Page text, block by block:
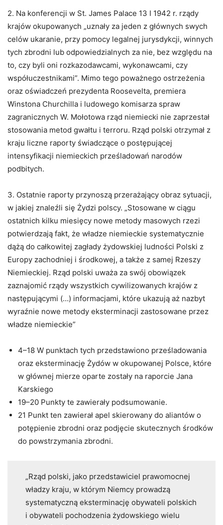
2. Na konferencji w St. James Palace 13 I 1942 r. rządy
krajów okupowanych „uznały za jeden z głównych swych
celów ukaranie, przy pomocy legalnej jurysdykcji, winnych
tych zbrodni lub odpowiedzialnych za nie, bez względu na
to, czy byli oni rozkazodawcami, wykonawcami, czy
współuczestnikami”. Mimo tego poważnego ostrzeżenia
oraz oświadczeń prezydenta Roosevelta, premiera
Winstona Churchilla i ludowego komisarza spraw
zagranicznych W. Mołotowa rząd niemiecki nie zaprzestał
stosowania metod gwałtu i terroru. Rząd polski otrzymał z
kraju liczne raporty świadczące o postępującej
intensyfikacji niemieckich prześladowań narodów
podbitych.
3. Ostatnie raporty przynoszą przerażający obraz sytuacji,
w jakiej znaleźli się Żydzi polscy. „Stosowane w ciągu
ostatnich kilku miesięcy nowe metody masowych rzezi
potwierdzają fakt, że władze niemieckie systematycznie
dążą do całkowitej zagłady żydowskiej ludności Polski z
Europy zachodniej i środkowej, a także z samej Rzeszy
Niemieckiej. Rząd polski uważa za swój obowiązek
zaznajomić rządy wszystkich cywilizowanych krajów z
następującymi (…) informacjami, które ukazują aż nazbyt
wyraźnie nowe metody eksterminacji zastosowane przez
władze niemieckie”
4–18 W punktach tych przedstawiono prześladowania
oraz eksterminację Żydów w okupowanej Polsce, które
w głównej mierze oparte zostały na raporcie Jana
Karskiego
19–20 Punkty te zawierały podsumowanie.
21 Punkt ten zawierał apel skierowany do aliantów o
potępienie zbrodni oraz podjęcie skutecznych środków
do powstrzymania zbrodni.
„Rząd polski, jako przedstawiciel prawomocnej
władzy kraju, w którym Niemcy prowadzą
systematyczną eksterminację obywateli polskich
i obywateli pochodzenia żydowskiego wielu